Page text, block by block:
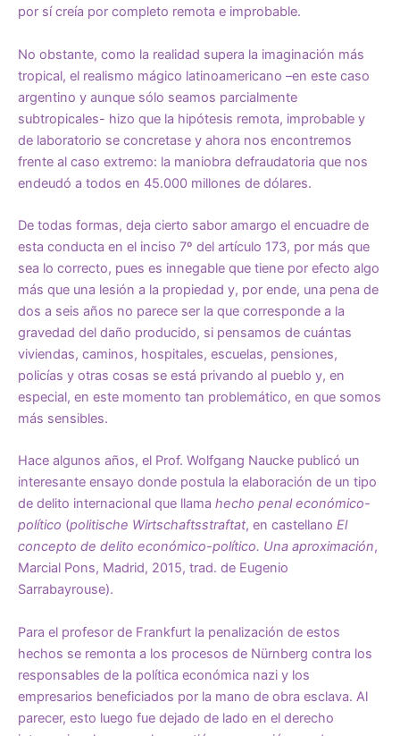
por sí creía por completo remota e improbable.
No obstante, como la realidad supera la imaginación más
tropical, el realismo mágico latinoamericano –en este caso
argentino y aunque sólo seamos parcialmente
subtropicales- hizo que la hipótesis remota, improbable y
de laboratorio se concretase y ahora nos encontremos
frente al caso extremo: la maniobra defraudatoria que nos
endeudó a todos en 45.000 millones de dólares.
De todas formas, deja cierto sabor amargo el encuadre de
esta conducta en el inciso 7º del artículo 173, por más que
sea lo correcto, pues es innegable que tiene por efecto algo
más que una lesión a la propiedad y, por ende, una pena de
dos a seis años no parece ser la que corresponde a la
gravedad del daño producido, si pensamos de cuántas
viviendas, caminos, hospitales, escuelas, pensiones,
policías y otras cosas se está privando al pueblo y, en
especial, en este momento tan problemático, en que somos
más sensibles.
Hace algunos años, el Prof. Wolfgang Naucke publicó un
interesante ensayo donde postula la elaboración de un tipo
de delito internacional que llama hecho penal económico-
político (politische Wirtschaftsstraftat, en castellano El
concepto de delito económico-político. Una aproximación,
Marcial Pons, Madrid, 2015, trad. de Eugenio
Sarrabayrouse).
Para el profesor de Frankfurt la penalización de estos
hechos se remonta a los procesos de Nürnberg contra los
responsables de la política económica nazi y los
empresarios beneficiados por la mano de obra esclava. Al
parecer, esto luego fue dejado de lado en el derecho